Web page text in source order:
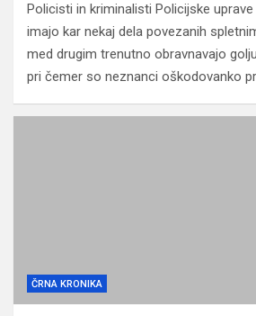
Policisti in kriminalisti Policijske
imajo kar nekaj dela povezanih
med drugim trenutno obravnavajo
pri čemer so neznanci oškodovanko
ČRNA KRONIKA